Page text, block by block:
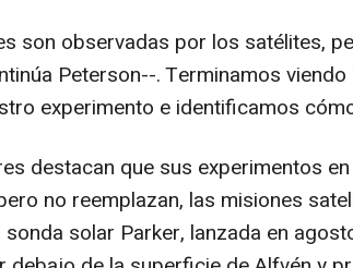
son observadas por los satélites,
Peterson--. Terminamos
experimento e identificamos
destacan que sus experimentos
no reemplazan, las misiones
solar Parker, lanzada en